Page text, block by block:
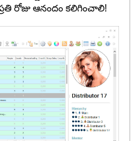
రోజు ఆనందం కలిగించాలి!